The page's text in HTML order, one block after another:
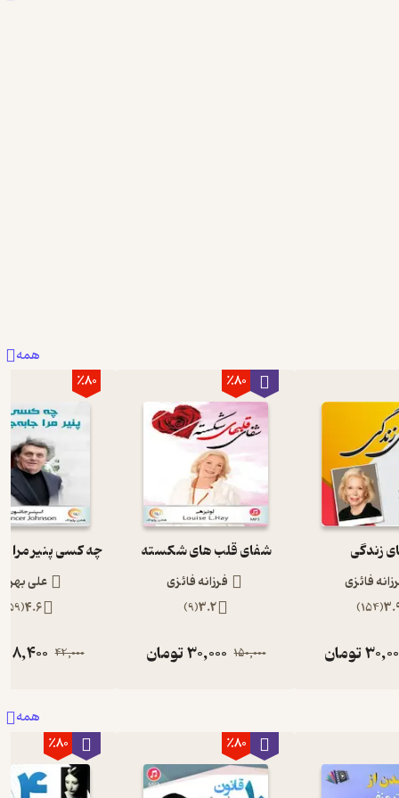
همه
زندگی
فائزی
(
154
)
تومان
٪80
شفای قلب های شکسته
فرزانه فائزی
3.2
(
9
)
150,000
30,000تومان
٪80
علی
4.6
(
59
42,000
8,400
همه
٪80 ٪80